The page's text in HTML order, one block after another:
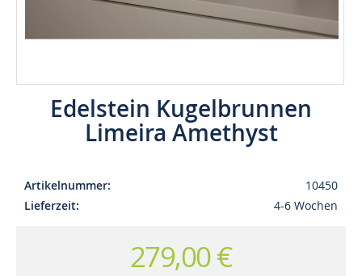
Edelstein Kugelbrunnen
Limeira Amethyst
Artikelnummer
10450
Lieferzeit
4-6 Wochen
279,00 €